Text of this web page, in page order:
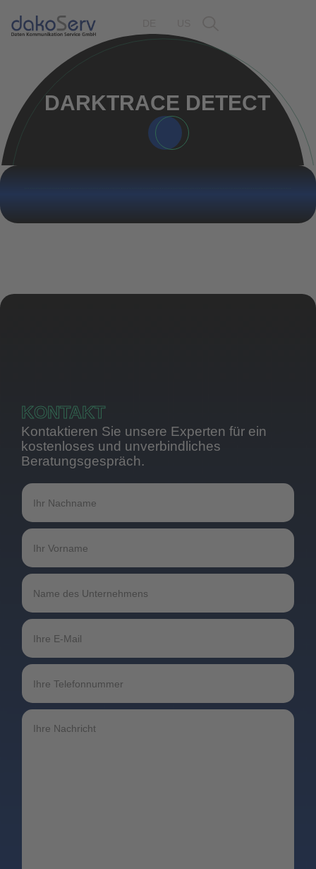
DARKTRACE DETECT
KONTAKT
Kontaktieren Sie unsere Experten für ein
kostenloses und unverbindliches
Beratungsgespräch.